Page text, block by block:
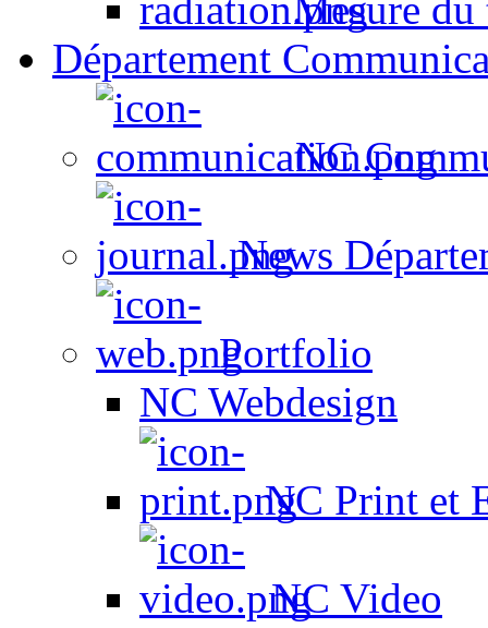
Département
NC
News
Portfolio
NC Webdesign
NC Print et
NC Video